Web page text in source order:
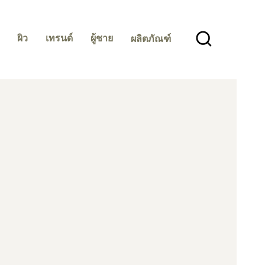
ผิว เทรนด์ ผู้ชาย ผลิตภัณฑ์